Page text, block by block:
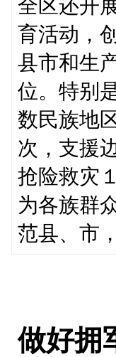
全区还开
育活动，
县市和生
位。特别
数民族地
次，支援
抢险救灾
为各族群
范县、市
做好拥